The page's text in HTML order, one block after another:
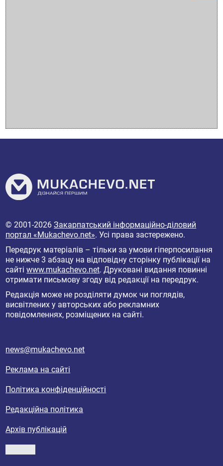
© 2001-2026Закарпатський інформаційно-діловий
портал «Mukachevo.net». Усі права застережено.
Передрук матеріалів – тільки за умови гіперпосилання
не нижче 3 абзацу на відповідну сторінку публікації на
сайтіwww.mukachevo.net. Друковані видання повинні
отримати письмову згоду від редакції на передрук.
Редакція може не розділяти думок чи поглядів,
висвітлених у авторських або рекламних
повідомленнях, розміщених на сайті.
news@mukachevo.net
Реклама на сайті
Політика конфіденційності
Редакційна політика
Архів публікацій